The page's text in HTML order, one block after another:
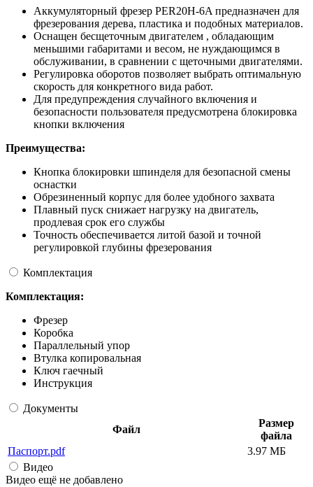
Аккумуляторный фрезер PER20H-6A предназначен для
фрезерования дерева, пластика и подобных материалов.
Оснащен бесщеточным двигателем , обладающим
меньшими габаритами и весом, не нуждающимся в
обслуживании, в сравнении с щеточными двигателями.
Регулировка оборотов позволяет выбрать оптимальную
скорость для конкретного вида работ.
Для предупреждения случайного включения и
безопасности пользователя предусмотрена блокировка
кнопки включения
Преимущества:
Кнопка блокировки шпинделя для безопасной смены
оснастки
Обрезиненный корпус для более удобного захвата
Плавный пуск снижает нагрузку на двигатель,
продлевая срок его службы
Точность обеспечивается литой базой и точной
регулировкой глубины фрезерования
Комплектация
Комплектация:
Фрезер
Коробка
Параллельный упор
Втулка копировальная
Ключ гаечный
Инструкция
Документы
Файл
Размер
файла
Паспорт.pdf
3.97 МБ
Видео
Видео ещё не добавлено